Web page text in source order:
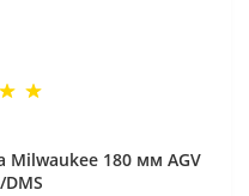
180 мм AGV
DMS